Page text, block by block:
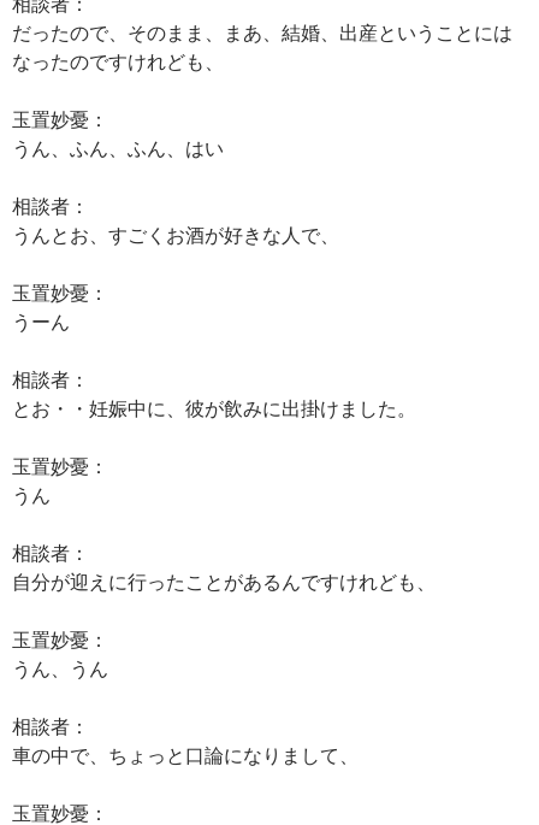
だったので、そのまま、まあ、結婚、出産ということには
なったのですけれども、
玉置妙憂：
うん、ふん、ふん、はい
相談者：
うんとお、すごくお酒が好きな人で、
玉置妙憂：
うーん
相談者：
とお・・妊娠中に、彼が飲みに出掛けました。
玉置妙憂：
うん
相談者：
自分が迎えに行ったことがあるんですけれども、
玉置妙憂：
うん、うん
相談者：
車の中で、ちょっと口論になりまして、
玉置妙憂：